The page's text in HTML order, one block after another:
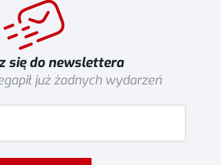
się do newslettera
już żadnych wydarzeń